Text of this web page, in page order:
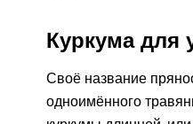
Куркума для
Своё название
одноимённого